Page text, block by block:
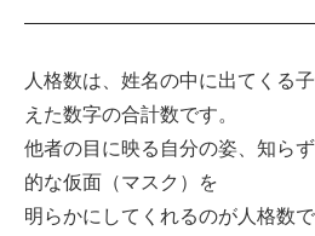
人格数は、姓名の中に出てくる
えた数字の合計数です。
他者の目に映る自分の姿、知ら
的な仮面（マスク）を
明らかにしてくれるのが人格数で